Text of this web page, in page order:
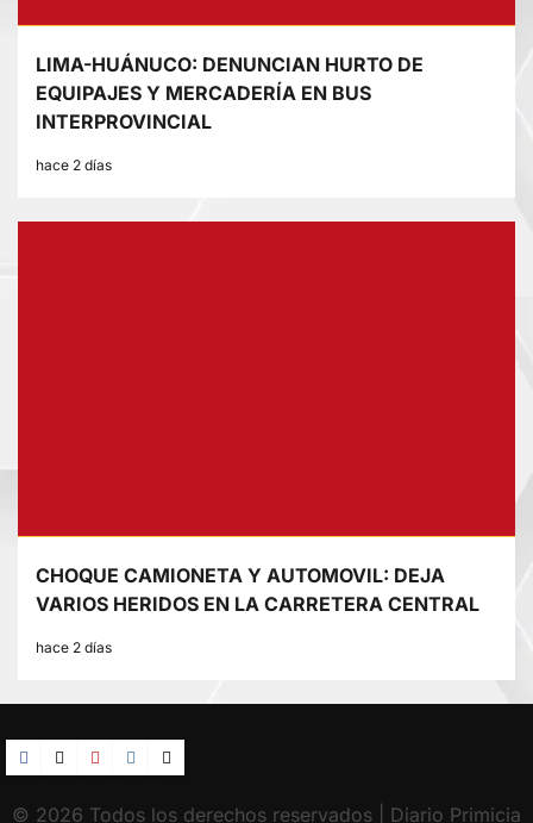
LIMA-HUÁNUCO: DENUNCIAN HURTO DE
EQUIPAJES Y MERCADERÍA EN BUS
INTERPROVINCIAL
hace 2 días
CHOQUE CAMIONETA Y AUTOMOVIL: DEJA
VARIOS HERIDOS EN LA CARRETERA CENTRAL
hace 2 días
Facebook
TikTokYouTube
Instagram
X
© 2026 Todos los derechos reservados | Diario Primicia